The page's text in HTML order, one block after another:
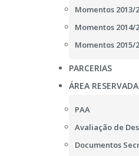
Momentos 2013/
Momentos 2014/
Momentos 2015/
PARCERIAS
ÁREA RESERVADA
PAA
Avaliação de
Documentos